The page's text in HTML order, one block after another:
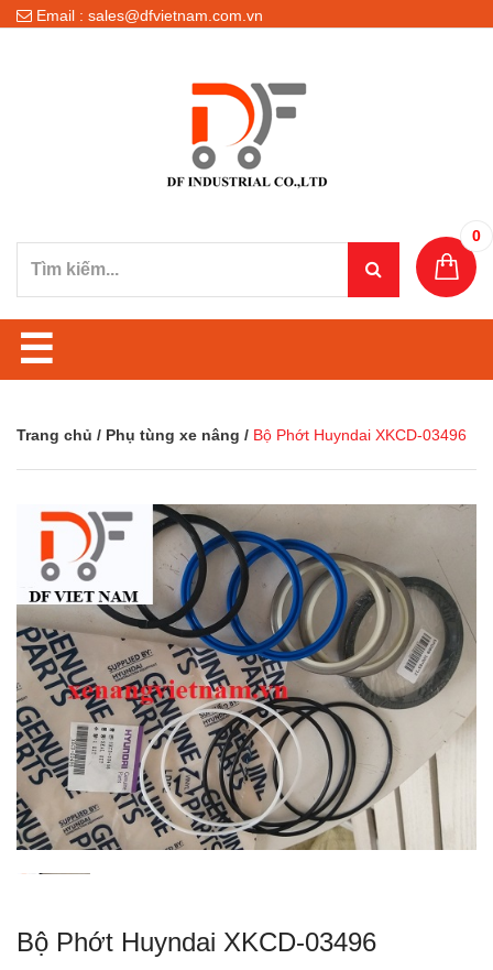
Email : sales@dfvietnam.com.vn
0
☰
Trang chủ / Phụ tùng xe nâng / Bộ Phớt Huyndai XKCD-03496
Bộ Phớt Huyndai XKCD-03496